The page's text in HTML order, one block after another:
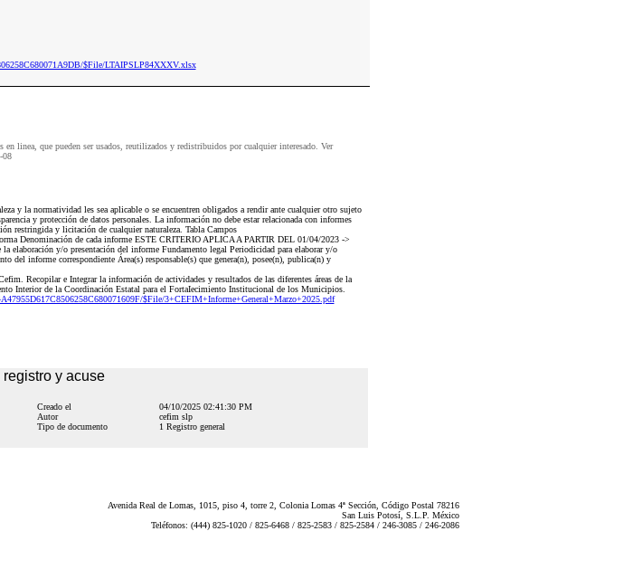
$File/LTAIPSLP84XXXV.xlsx
en linea, que pueden ser usados, reutilizados y redistribuidos por cualquier interesado. Ver
08
y la normatividad les sea aplicable o se encuentren obligados a rendir ante cualquier otro sujeto
y protección de datos personales. La información no debe estar relacionada con informes
restringida y licitación de cualquier naturaleza. Tabla Campos
Denominación de cada informe ESTE CRITERIO APLICA A PARTIR DEL 01/04/2023 ->
elaboración y/o presentación del informe Fundamento legal Periodicidad para elaborar y/o
del informe correspondiente Área(s) responsable(s) que genera(n), posee(n), publica(n) y
Recopilar e Integrar la información de actividades y resultados de las diferentes áreas de la
Interior de la Coordinación Estatal para el FortaIecimiento Institucional de los Municipios.
$File/3+CEFIM+Informe+General+Marzo+2025.pdf
registro y acuse
Creado el
04/10/2025 02:41:30 PM
Autor
cefim slp
Tipo de documento 1 Registro general
Avenida Real de Lomas, 1015, piso 4, torre 2, Colonia Lomas 4ª Sección, Código Postal 78216
San Luis Potosí, S.L.P. México
Teléfonos: (444) 825-1020 / 825-6468 / 825-2583 / 825-2584 / 246-3085 / 246-2086